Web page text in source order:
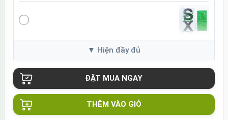
Bao cao su Sagami Xtreme White Nhật Bản
MãSGMEtrị giá120.000₫
Bao cao su Sagami Xtreme siêu mỏng hộp
10 chiếc Nhật Bản
THÊM VÀO GIỎ